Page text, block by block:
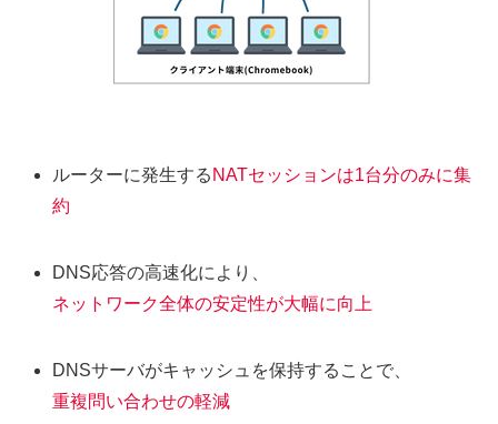
ルーターに発生する NATセッションは1台分のみに集
約
DNS応答の高速化により、
ネットワーク全体の安定性が大幅に向上
DNSサーバがキャッシュを保持することで、
重複問い合わせの軽減